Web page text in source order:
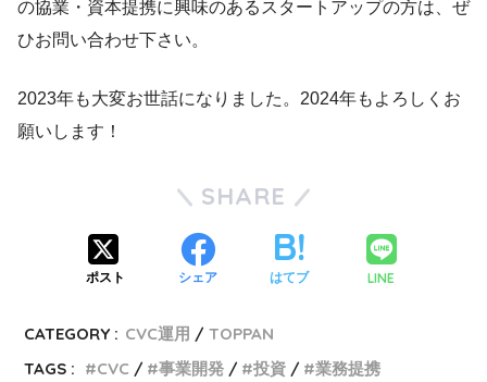
の協業・資本提携に興味のあるスタートアップの方は、ぜ
ひお問い合わせ下さい。
2023年も大変お世話になりました。2024年もよろしくお
願いします！
SHARE
ポスト シェア はてブ LINE
CATEGORY : CVC運用
TOPPAN
TAGS :
CVC 事業開発 投資 業務提携